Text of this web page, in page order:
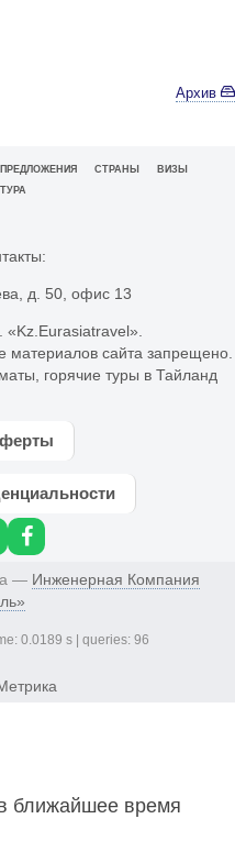
Архив
СТРАНЫ
ВИЗЫ
д. 50, офис 13
«Kz.Eurasiatravel».
сайта запрещено.
горячие туры в Тайланд
— Инженерная Компания
0.0189 s | queries: 96
ближайшее время